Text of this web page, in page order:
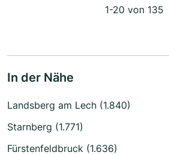
1-20 von 135
In der Nähe
Landsberg am Lech (1.840)
Starnberg (1.771)
Fürstenfeldbruck (1.636)